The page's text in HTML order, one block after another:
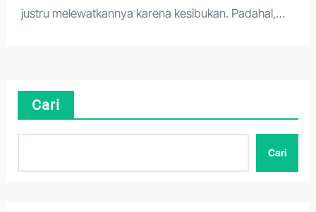
justru melewatkannya karena kesibukan. Padahal,…
Cari
Cari